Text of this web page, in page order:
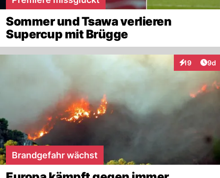
Sommer und Tsawa verlieren
Supercup mit Brügge
19
Interaktionen
9d
Brandgefahr wächst